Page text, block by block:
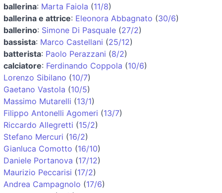
ballerina: Marta Faiola (11/8)
ballerina e attrice: Eleonora Abbagnato (30/6)
ballerino: Simone Di Pasquale (27/2)
bassista: Marco Castellani (25/12)
batterista: Paolo Perazzani (8/2)
calciatore: Ferdinando Coppola (10/6)
Lorenzo Sibilano (10/7)
Gaetano Vastola (10/5)
Massimo Mutarelli (13/1)
Filippo Antonelli Agomeri (13/7)
Riccardo Allegretti (15/2)
Stefano Mercuri (16/2)
Gianluca Comotto (16/10)
Daniele Portanova (17/12)
Maurizio Peccarisi (17/2)
Andrea Campagnolo (17/6)